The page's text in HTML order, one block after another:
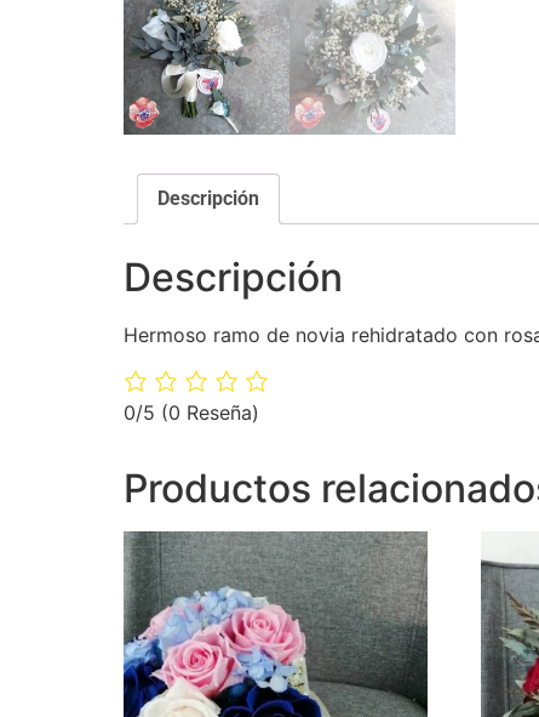
Descripción
Descripción
Hermoso ramo de novia rehidratado con
0/5 (0 Reseña)
Productos